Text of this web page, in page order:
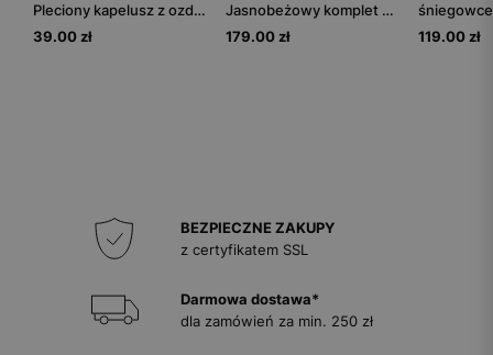
Pleciony kapelusz z ozdobnym kwiatowym detalem BARTEK 85606-14
39.00 zł
Jasnobeżowy komplet BARTEK 8560284 czapka + komin z wełną merino
179.00 zł
119.00 zł
BEZPIECZNE ZAKUPY
z certyfikatem SSL
Darmowa dostawa*
dla zamówień za min. 250 zł